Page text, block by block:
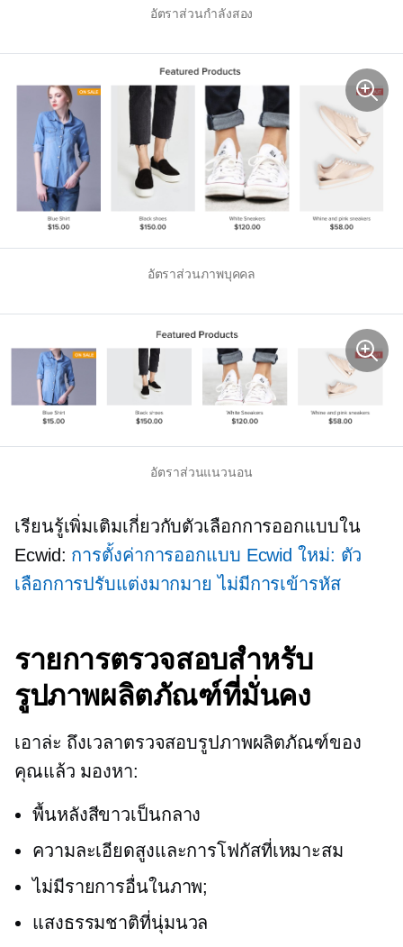
อัตราส่วนกำลังสอง
อัตราส่วนภาพบุคคล
อัตราส่วนแนวนอน
เรียนรู้เพิ่มเติมเกี่ยวกับตัวเลือกการออกแบบใน
Ecwid: การตั้งค่าการออกแบบ Ecwid ใหม่: ตัว
เลือกการปรับแต่งมากมาย ไม่มีการเข้ารหัส
รายการตรวจสอบสำหรับ
รูปภาพผลิตภัณฑ์ที่มั่นคง
เอาล่ะ ถึงเวลาตรวจสอบรูปภาพผลิตภัณฑ์ของ
คุณแล้ว มองหา:
พื้นหลังสีขาวเป็นกลาง
ความละเอียดสูงและการโฟกัสที่เหมาะสม
ไม่มีรายการอื่นในภาพ;
แสงธรรมชาติที่นุ่มนวล